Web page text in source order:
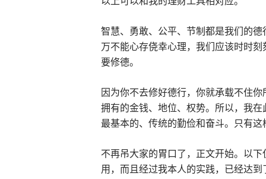
智慧、勇敢、公平、节制都是我们的
万不能心存侥幸心理，我们应该时时
要修德。
因为你不去修好德行，你就承载不住
拥有的金钱、地位、权势。所以，我
最基本的、传统的勤俭和奋斗。只有
不再吊大家的胃口了，正文开始。以
用，而且经过我本人的实践，已经达